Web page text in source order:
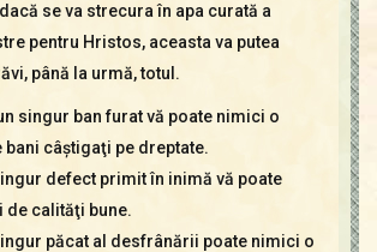
se va strecura în apa curată a
pentru Hristos, aceasta va putea
până la urmă, totul.
singur ban furat vă poate nimici o
bani câştigaţi pe dreptate.
defect primit în inimă vă poate
de calităţi bune.
păcat al desfrânării poate nimici o